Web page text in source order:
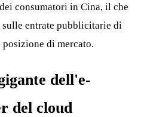
consumatori in Cina, il che
entrate pubblicitarie di
di mercato.
dell'e-
del cloud